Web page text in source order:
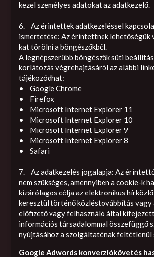
kezel személyes adatokat az adatkezelő.
6. Az érintettek adatkezeléssel
ismertetése: Az érintettnek lehetőségük
kat törölni a böngészőkből.
A legnépszerűbb böngészők süti
korlátozás végrehajtásáról az alábbi
tájékozódhat:
• Google Chrome
• Firefox
• Microsoft Internet Explorer 11
• Microsoft Internet Explorer 10
• Microsoft Internet Explorer 9
• Microsoft Internet Explorer 8
• Safari
7. Az adatkezelés jogalapja: Az
nem szükséges, amennyiben a cookie-k
kizárólagos célja az elektronikus
keresztül történő közléstovábbítás vagy
előfizető vagy felhasználó által
információs társadalommal összefüggő
nyújtásához a szolgáltatónak feltétlenül
Google Adwords konverziókövetés